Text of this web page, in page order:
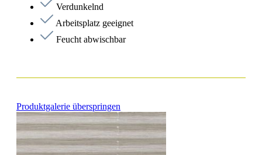
Verdunkelnd
Arbeitsplatz geeignet
Feucht abwischbar
Produktgalerie überspringen